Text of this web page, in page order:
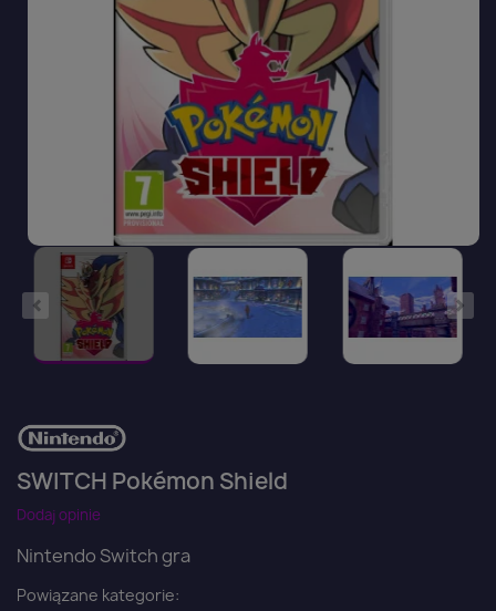
SWITCH Pokémon Shield
Dodaj opinie
Nintendo Switch gra
Powiązane kategorie: